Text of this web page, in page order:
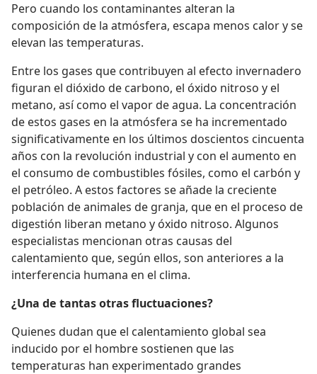
Pero cuando los contaminantes alteran la
composición de la atmósfera, escapa menos calor y se
elevan las temperaturas.
Entre los gases que contribuyen al efecto invernadero
figuran el dióxido de carbono, el óxido nitroso y el
metano, así como el vapor de agua. La concentración
de estos gases en la atmósfera se ha incrementado
significativamente en los últimos doscientos cincuenta
años con la revolución industrial y con el aumento en
el consumo de combustibles fósiles, como el carbón y
el petróleo. A estos factores se añade la creciente
población de animales de granja, que en el proceso de
digestión liberan metano y óxido nitroso. Algunos
especialistas mencionan otras causas del
calentamiento que, según ellos, son anteriores a la
interferencia humana en el clima.
¿Una de tantas otras fluctuaciones?
Quienes dudan que el calentamiento global sea
inducido por el hombre sostienen que las
temperaturas han experimentado grandes